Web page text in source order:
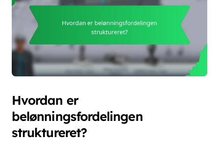
Hvordan er
belønningsfordelingen
struktureret?